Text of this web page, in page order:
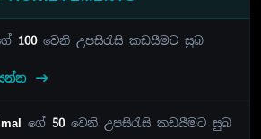
100වෙනි උපසිරැසි කඩයීමට සුබ
ගේ 50වෙනි උපසිරැසි කඩයීමට සුබ